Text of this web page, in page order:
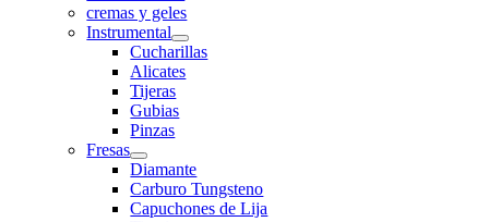
cremas y geles
Instrumental
Cucharillas
Alicates
Tijeras
Gubias
Pinzas
Fresas
Diamante
Carburo Tungsteno
Capuchones de Lija